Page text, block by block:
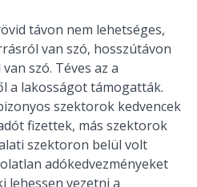
távon nem lehetséges,
van szó, hosszútávon
szó. Téves az a
a lakosságot támogatták.
szektorok kedvencek
fizettek, más szektorok
szektoron belül volt
adókedvezményeket
lehessen vezetni a